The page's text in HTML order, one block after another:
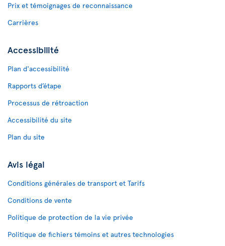
Prix et témoignages de reconnaissance
Carrières
Accessibilité
Plan d'accessibilité
Rapports d’étape
Processus de rétroaction
Accessibilité du site
Plan du site
Avis légal
Conditions générales de transport et Tarifs
Conditions de vente
Politique de protection de la vie privée
Politique de fichiers témoins et autres technologies